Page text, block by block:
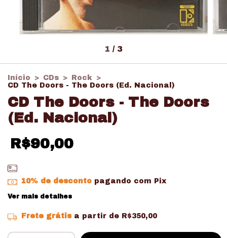
1 / 3
Início > CDs > Rock >
CD The Doors - The Doors (Ed. Nacional)
CD The Doors - The Doors
(Ed. Nacional)
R$90,00
10% de descontopagando com Pix
Ver mais detalhes
Frete grátis a partir de R$350,00